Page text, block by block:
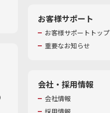
お客様サポート
お客様サポートトップ
重要なお知らせ
会社・採用情報
会社情報